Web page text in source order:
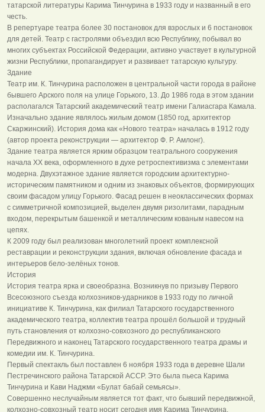
татарской литературы Карима Тинчурина в 1933 году и названный в его
честь.
В репертуаре театра более 30 постановок для взрослых и 6 постановок
для детей. Театр с гастролями объездил всю Республику, побывал во
многих субъектах Российской Федерации, активно участвует в культурной
жизни Республики, пропагандирует и развивает татарскую культуру.
Здание
Театр им. К. Тинчурина расположен в центральной части города в районе
бывшего Арского поля на улице Горького, 13. До 1986 года в этом здании
располагался Татарский академический театр имени Галиасгара Камала.
Изначально здание являлось жилым домом (1850 год, архитектор
Скаржинский). История дома как «Нового театра» началась в 1912 году
(автор проекта реконструкции — архитектор Ф. Р. Амлонг).
Здание театра является ярким образцом театрального сооружения
начала XX века, оформленного в духе ретроспективизма с элементами
модерна. Двухэтажное здание является городским архитектурно-
историческим памятником и одним из знаковых объектов, формирующих
своим фасадом улицу Горького. Фасад решен в неоклассических формах
с симметричной композицией, выделен двумя ризолитами, парадным
входом, перекрытым башенкой и металлическим кованым навесом на
цепях.
К 2009 году был реализован многолетний проект комплексной
реставрации и реконструкции здания, включая обновление фасада и
интерьеров бело-зелёных тонов.
История
История театра ярка и своеобразна. Возникнув по призыву Первого
Всесоюзного съезда колхозников-ударников в 1933 году по личной
инициативе К. Тинчурина, как филиал Татарского государственного
академического театра, коллектив театра прошёл большой и трудный
путь становления от колхозно-совхозного до республиканского
Передвижного и наконец Татарского государственного театра драмы и
комедии им. К. Тинчурина.
Первый спектакль был поставлен 6 ноября 1933 года в деревне Шали
Пестречинского района Татарской АССР. Это была пьеса Карима
Тинчурина и Кави Наджми «Булат бабай семьясы».
Совершенно неслучайным является тот факт, что бывший передвижной,
колхозно-совхозный театр носит сегодня имя Карима Тинчурина,